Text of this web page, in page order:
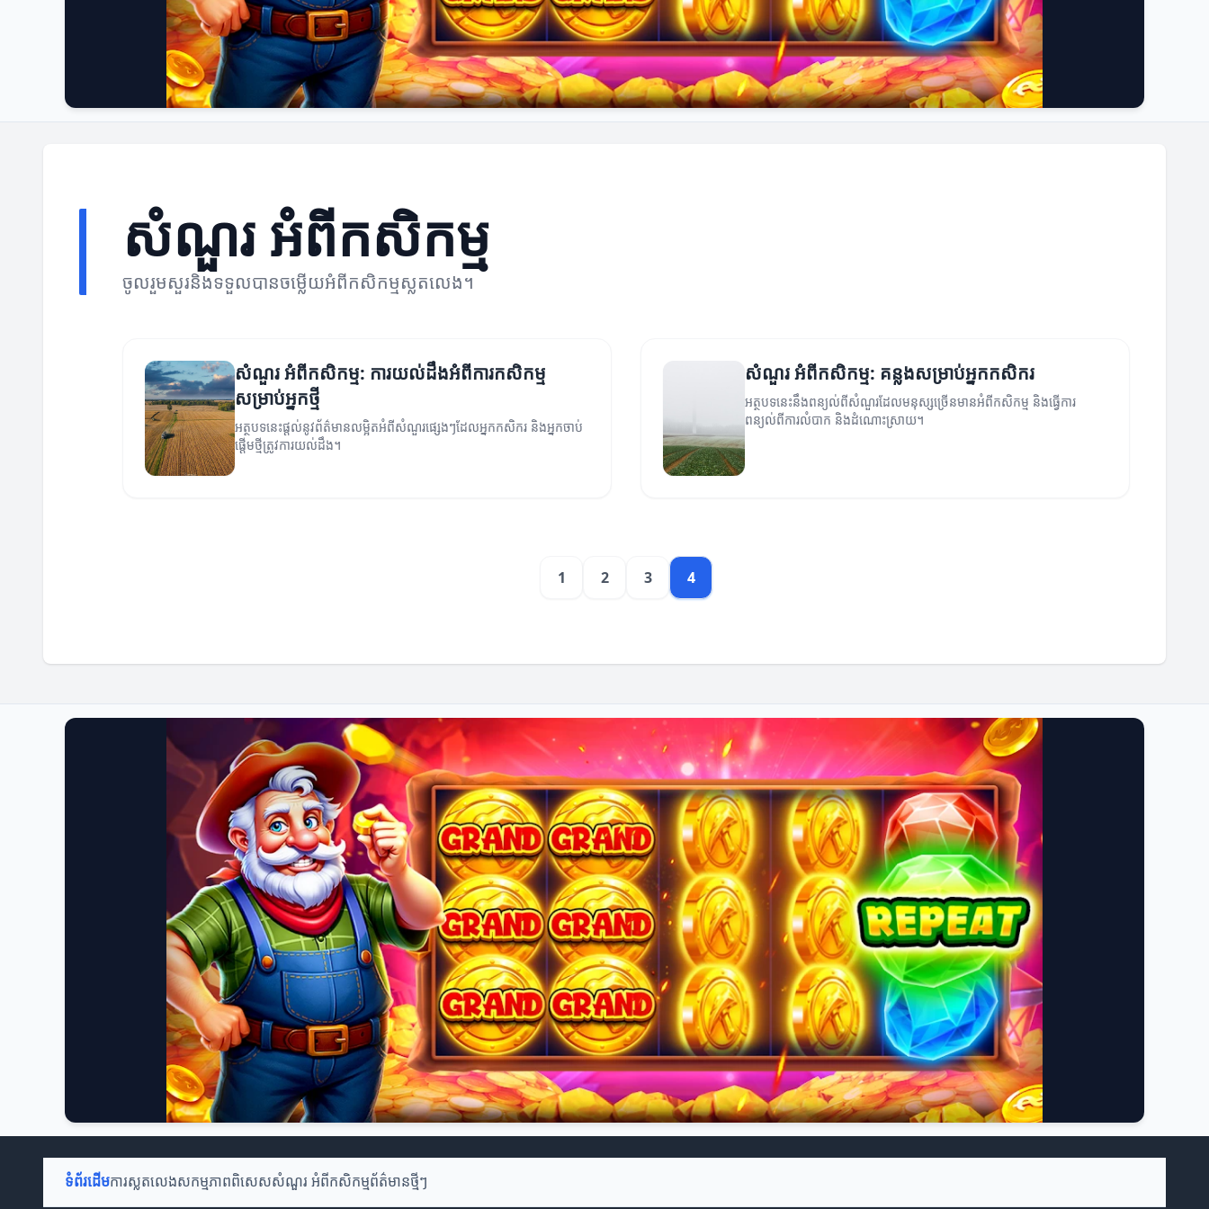
សំណួរ អំពីកសិកម្ម
ចូលរួមសួរនិងទទួលបានចម្លើយអំពីកសិកម្មស្លតលេង។
សំណួរ អំពីកសិកម្ម: ការយល់ដឹងអំពីការកសិកម្ម
សម្រាប់អ្នកថ្មី
អត្ថបទនេះផ្ដល់នូវព័ត៌មានលម្អិតអំពីសំណួរផ្សេងៗដែលអ្នកកសិករ និងអ្នកចាប់
ផ្តើមថ្មីត្រូវការយល់ដឹង។
សំណួរ អំពីកសិកម្ម: គន្លងសម្រាប់អ្នកកសិករ
អត្ថបទនេះនឹងពន្យល់ពីសំណួរដែលមនុស្សច្រើនមានអំពីកសិកម្ម និងធ្វើការ
ពន្យល់ពីការលំបាក និងដំណោះស្រាយ។
1 2 3 4
ទំព័រដើមការស្លតលេងសកម្មភាពពិសេសសំណួរ អំពីកសិកម្មព័ត៌មានថ្មីៗ